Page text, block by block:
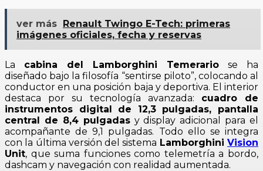
ver más Renault Twingo E-Tech: primeras
imágenes oficiales, fecha y reservas
La cabina del Lamborghini Temerario se ha
diseñado bajo la filosofía “sentirse piloto”, colocando al
conductor en una posición baja y deportiva. El interior
destaca por su tecnología avanzada: cuadro de
instrumentos digital de 12,3 pulgadas, pantalla
central de 8,4 pulgadasy display adicional para el
acompañante de 9,1 pulgadas. Todo ello se integra
con la última versión del sistema LamborghiniVision
Unit, que suma funciones como telemetría a bordo,
dashcam y navegación con realidad aumentada.